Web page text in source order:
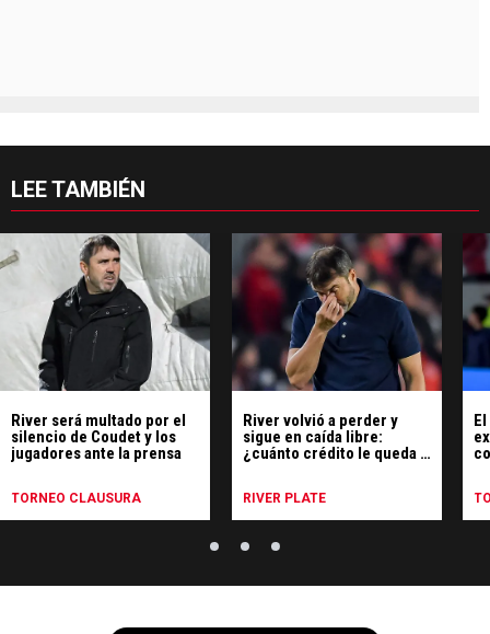
LEE TAMBIÉN
River será multado por el
silencio de Coudet y los
jugadores ante la prensa
TORNEO CLAUSURA
River volvió a perder y
sigue en caída libre:
¿cuánto crédito le queda a
RIVER PLATE